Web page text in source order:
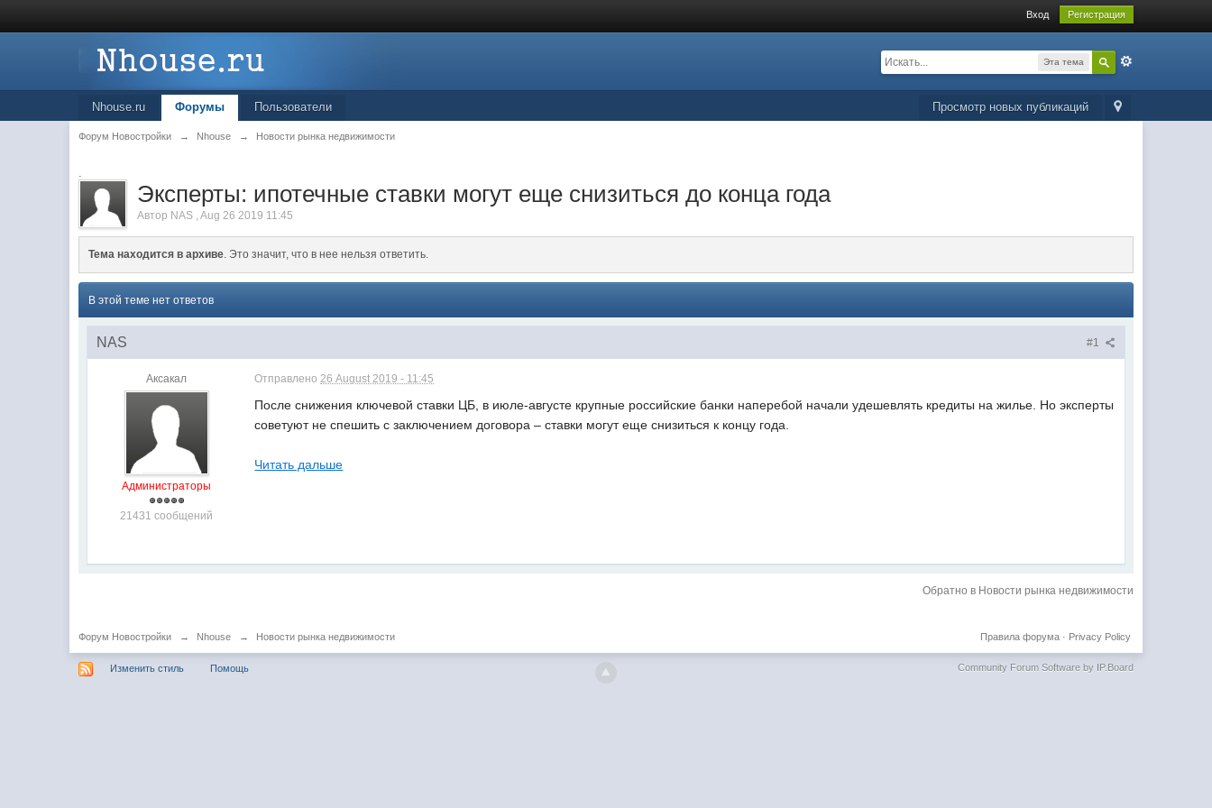
Вход Регистрация
Эта тема
Просмотр новых публикаций
Nhouse.ru Форумы Пользователи
Форум Новостройки → Nhouse → Новости рынка недвижимости
.
Эксперты: ипотечные ставки могут еще снизиться до конца года
Автор NAS ,Aug 26 2019 11:45
Тема находится в архиве. Это значит, что в нее нельзя ответить.
В этой теме нет ответов
#1
NAS
Аксакал
Администраторы
21431 сообщений
Отправлено26 August 2019 - 11:45
После снижения ключевой ставки ЦБ, в июле-августе крупные российские банки наперебой начали удешевлять кредиты на жилье. Но эксперты
советуют не спешить с заключением договора – ставки могут еще снизиться к концу года.
Читать дальше
Обратно в Новости рынка недвижимости
Форум Новостройки → Nhouse → Новости рынка недвижимости Privacy Policy
Правила форума·
Изменить стиль Помощь Community Forum Software by IP.Board